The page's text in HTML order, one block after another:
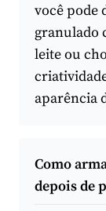
você pode
granulado
leite ou
aparência
Como
depois de